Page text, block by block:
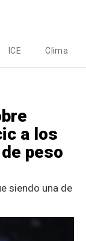
ICE Clima
a los
peso
siendo una de